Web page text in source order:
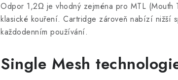
Odpor 1,2Ω je vhodný zejména pro MTL (Mouth
klasické kouření. Cartridge zároveň nabízí nižší
každodenním používání.
Single Mesh